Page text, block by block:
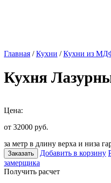
Главная /Кухни /Кухни из
Кухня
Цена:
от 32000 руб.
за метр в длину верха и низа
Заказать Добавить в корзину
замерщика
Получить расчет